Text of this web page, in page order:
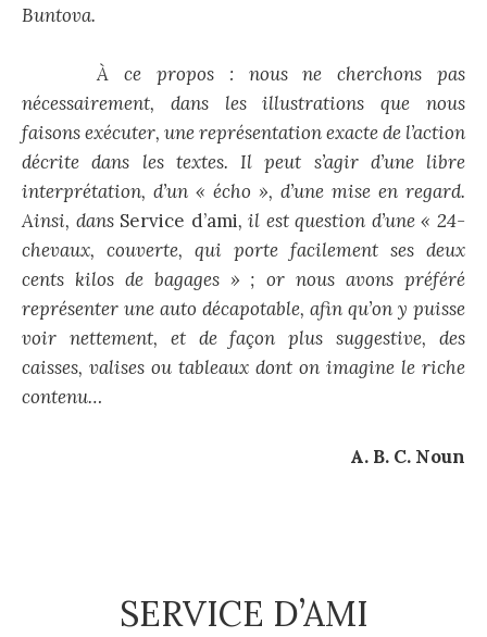
Buntova.
À ce propos : nous ne cherchons pas
nécessairement, dans les illustrations que nous
faisons exécuter, une représentation exacte de l’action
décrite dans les textes. Il peut s’agir d’une libre
interprétation, d’un « écho », d’une mise en regard.
Ainsi, dans Service d’ami, il est question d’une « 24-
chevaux, couverte, qui porte facilement ses deux
cents kilos de bagages » ; or nous avons préféré
représenter une auto décapotable, afin qu’on y puisse
voir nettement, et de façon plus suggestive, des
caisses, valises ou tableaux dont on imagine le riche
contenu…
A. B. C. Noun
SERVICE D’AMI